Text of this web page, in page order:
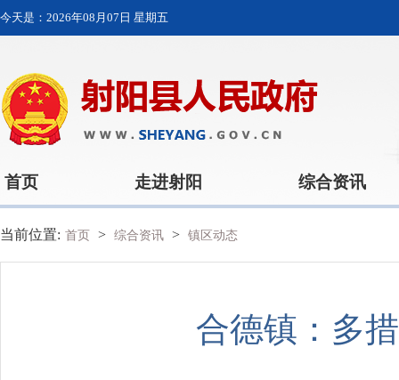
今天是： 2026年08月07日 星期五
首页 走进射阳 综合资讯
当前位置: 首页 > 综合资讯 > 镇区动态
合德镇：多